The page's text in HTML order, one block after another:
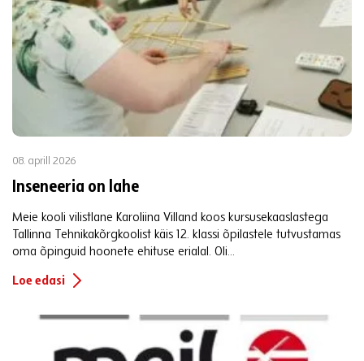
08. aprill 2026
Inseneeria on lahe
Meie kooli vilistlane Karoliina Villand koos kursusekaaslastega
Tallinna Tehnikakõrgkoolist käis 12. klassi õpilastele tutvustamas
oma õpinguid hoonete ehituse erialal. Oli...
Loe edasi